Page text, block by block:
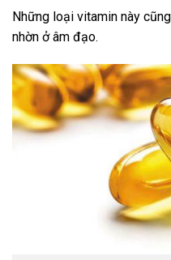
Những loại vitamin này
nhờn ở âm đạo.